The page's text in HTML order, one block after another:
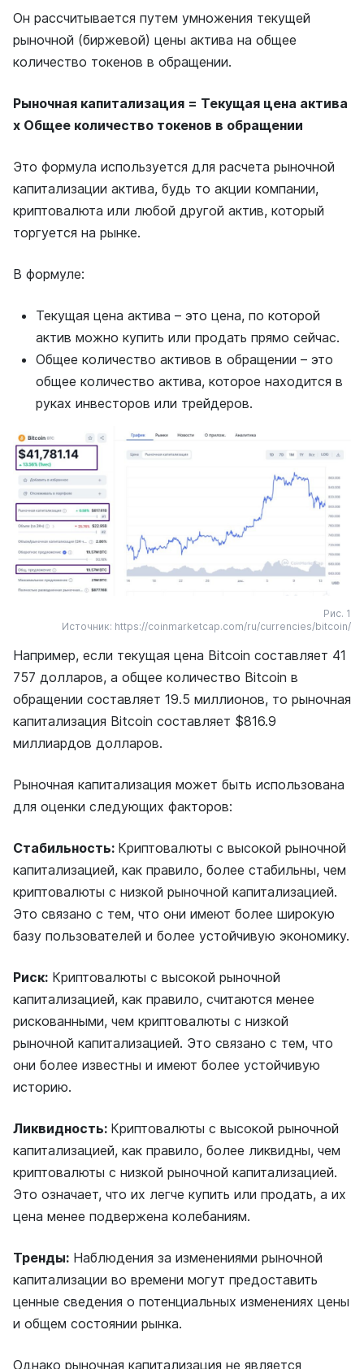
Он рассчитывается путем умножения текущей
рыночной (биржевой) цены актива на общее
количество токенов в обращении.
Рыночная капитализация = Текущая цена актива
x Общее количество токенов в обращении
Это формула используется для расчета рыночной
капитализации актива, будь то акции компании,
криптовалюта или любой другой актив, который
торгуется на рынке.
В формуле:
Текущая цена актива – это цена, по которой
актив можно купить или продать прямо сейчас.
Общее количество активов в обращении – это
общее количество актива, которое находится в
руках инвесторов или трейдеров.
Рис. 1
Источник: https://coinmarketcap.com/ru/currencies/bitcoin/
Например, если текущая цена Bitcoin составляет 41
757 долларов, а общее количество Bitcoin в
обращении составляет 19.5 миллионов, то рыночная
капитализация Bitcoin составляет $816.9
миллиардов долларов.
Рыночная капитализация может быть использована
для оценки следующих факторов:
Стабильность: Криптовалюты с высокой рыночной
капитализацией, как правило, более стабильны, чем
криптовалюты с низкой рыночной капитализацией.
Это связано с тем, что они имеют более широкую
базу пользователей и более устойчивую экономику.
Риск: Криптовалюты с высокой рыночной
капитализацией, как правило, считаются менее
рискованными, чем криптовалюты с низкой
рыночной капитализацией. Это связано с тем, что
они более известны и имеют более устойчивую
историю.
Ликвидность: Криптовалюты с высокой рыночной
капитализацией, как правило, более ликвидны, чем
криптовалюты с низкой рыночной капитализацией.
Это означает, что их легче купить или продать, а их
цена менее подвержена колебаниям.
Тренды: Наблюдения за изменениями рыночной
капитализации во времени могут предоставить
ценные сведения о потенциальных изменениях цены
и общем состоянии рынка.
Однако рыночная капитализация не является